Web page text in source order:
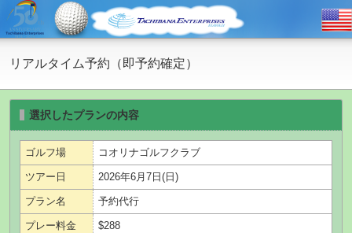
リアルタイム予約（即予約確定）
選択したプランの内容
ゴルフ場 コオリナゴルフクラブ
ツアー日 2026年6月7日(日)
プラン名 予約代行
プレー料金 $288